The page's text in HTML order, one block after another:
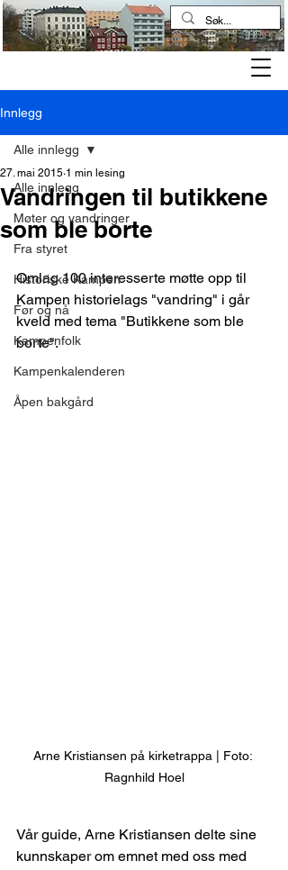
Innlegg
Alle innlegg
Møter og vandringer
Fra styret
Historiske Kampen
Før og nå
Kampenfolk
Kampenkalenderen
Åpen bakgård
Alle innlegg
Vandringen til butikkene
som ble borte
27. mai 2015 1 min lesing
Omlag 100 interesserte møtte opp til
Kampen historielags "vandring" i går
kveld med tema "Butikkene som ble
borte".
Arne Kristiansen på kirketrappa | Foto:
Ragnhild Hoel
Vår guide, Arne Kristiansen delte sine
kunnskaper om emnet med oss med